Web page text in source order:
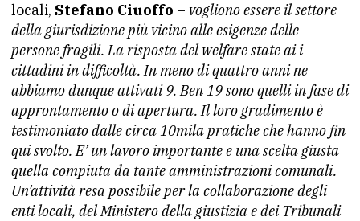
locali, Stefano Ciuoffo – vogliono essere il settore
della giurisdizione più vicino alle esigenze delle
persone fragili. La risposta del welfare state ai i
cittadini in difficoltà. In meno di quattro anni ne
abbiamo dunque attivati 9. Ben 19 sono quelli in fase di
approntamento o di apertura. Il loro gradimento è
testimoniato dalle circa 10mila pratiche che hanno fin
qui svolto. E’ un lavoro importante e una scelta giusta
quella compiuta da tante amministrazioni comunali.
Un’attività resa possibile per la collaborazione degli
enti locali, del Ministero della giustizia e dei Tribunali